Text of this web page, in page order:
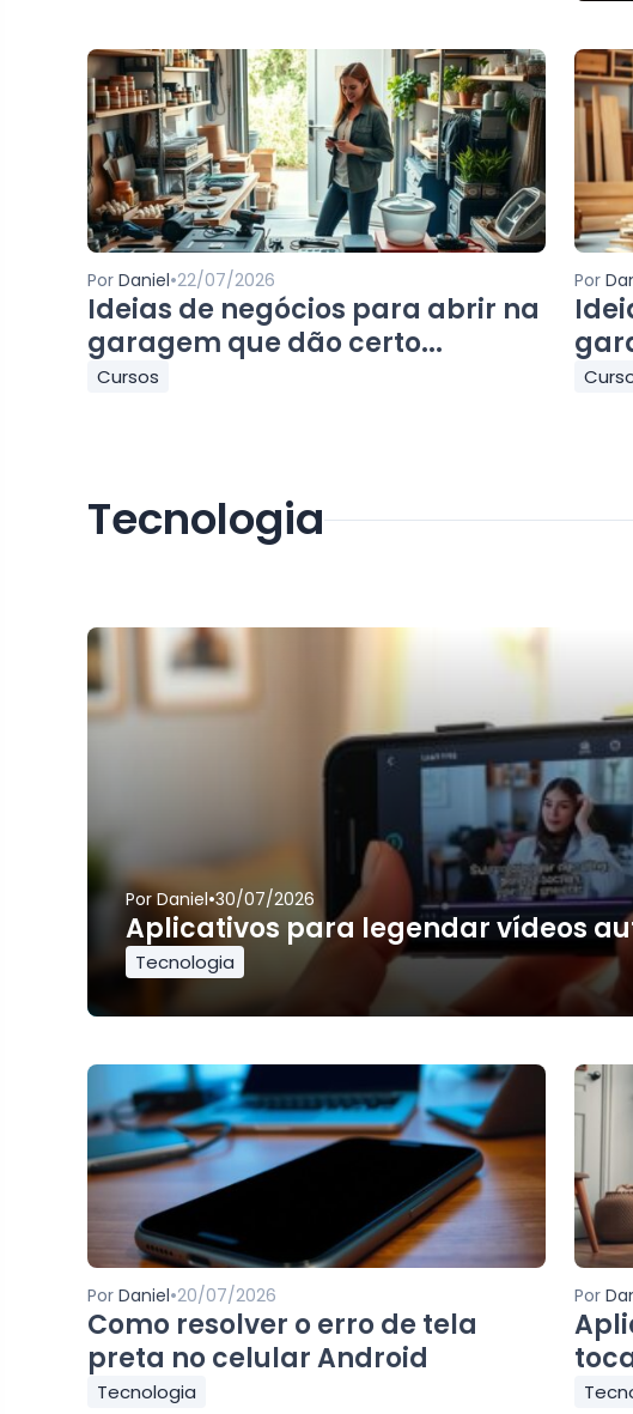
Por Daniel•22/07/2026
Ideias de negócios para abrir na
garagem que dão certo...
Cursos
Por
Tecnologia
PorDaniel•30/07/2026
Aplicativos para legendar vídeos
Tecnologia
Por Daniel•20/07/2026
Como resolver o erro de tela
preta no celular Android
Tecnologia
Por